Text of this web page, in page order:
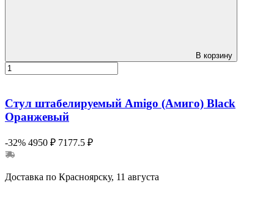
В корзину
Стул штабелируемый Amigo (Амиго) Black
Оранжевый
-32% 4950 ₽ 7177.5 ₽
Доставка по Красноярску, 11 августа